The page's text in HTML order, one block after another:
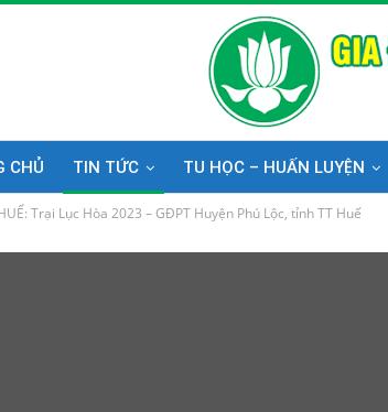
CHỦ TIN TỨC TU HỌC – HUẤN LUYỆN
Trại Lục Hòa 2023 – GĐPT Huyện Phú Lộc, tỉnh TT Huế